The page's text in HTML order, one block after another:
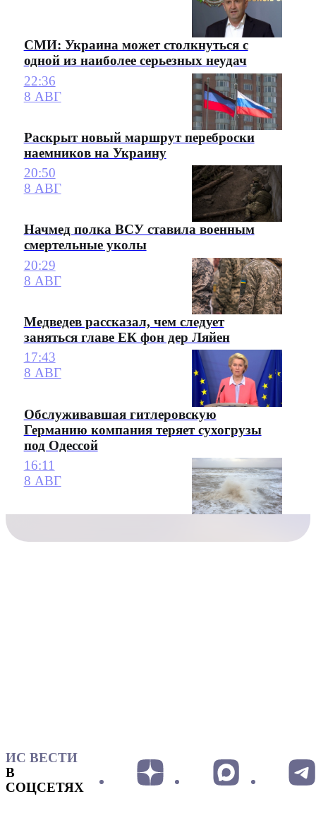
СМИ: Украина может столкнуться с
одной из наиболее серьезных неудач
22:36
8 АВГ
Раскрыт новый маршрут переброски
наемников на Украину
20:50
8 АВГ
Начмед полка ВСУ ставила военным
смертельные уколы
20:29
8 АВГ
Медведев рассказал, чем следует
заняться главе ЕК фон дер Ляйен
17:43
8 АВГ
Обслуживавшая гитлеровскую
Германию компания теряет сухогрузы
под Одессой
16:11
8 АВГ
ИС ВЕСТИ
В
СОЦСЕТЯХ